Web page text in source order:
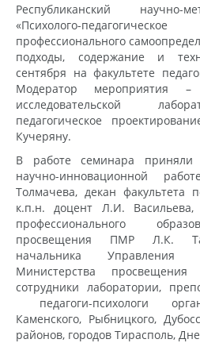
Республиканский научно-
«Психолого-
профессионального
подходы, содержание и
сентября на факультете
Модератор мероприятия
исследовательской
педагогическое
Кучеряну.
В работе семинара приняли
научно-инновационной
Толмачева, декан факультета
к.п.н. доцент Л.И. Васильева,
профессионального
просвещения ПМР Л.К.
начальника Управления
Министерства
сотрудники лаборатории,
педагоги-психологи
Каменского, Рыбницкого,
районов, городов Тирасполь,